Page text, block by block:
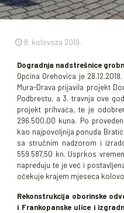
8. kolovoza 2019.
Dogradnja nadstrešnice
Općina Orehovica je
Mura-Drava prijavila projekt
Podbrestu, a 3. travnja ove
projekt prihvaća, te je
296.500,00 kuna. Po
kao najpovoljnija ponuda
sa stručnim nadzorom i
559.587,50 kn. Usprkos
napreduju te je već i
očekuje krajem mjeseca
Rekonstrukcija oborinske
i Frankopanske ulice i